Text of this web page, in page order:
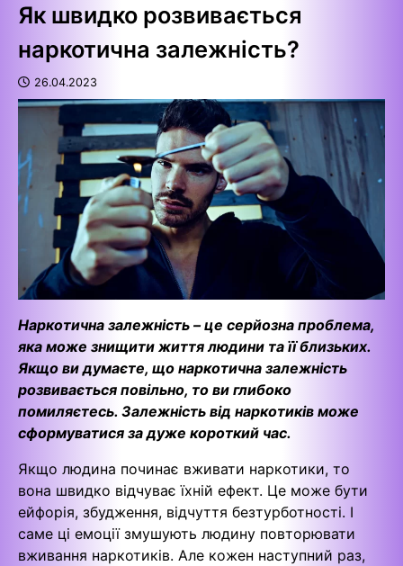
Як швидко розвивається
наркотична залежність?
26.04.2023
Наркотична залежність – це серйозна проблема,
яка може знищити життя людини та її близьких.
Якщо ви думаєте, що наркотична залежність
розвивається повільно, то ви глибоко
помиляєтесь. Залежність від наркотиків може
сформуватися за дуже короткий час.
Якщо людина починає вживати наркотики, то
вона швидко відчуває їхній ефект. Це може бути
ейфорія, збудження, відчуття безтурботності. І
саме ці емоції змушують людину повторювати
вживання наркотиків. Але кожен наступний раз,